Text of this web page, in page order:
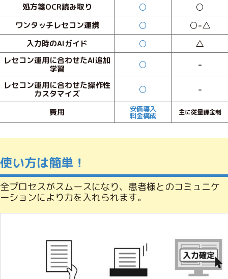
処方箋OCR読み取り ○ ○
ワンタッチレセコン連携 ○ ○-△
入力時のAIガイド ○ △
レセコン運用に合わせたAI追加
学習
○ -
レセコン運用に合わせた操作性
カスタマイズ
○ -
費用 安価導入
料金構成 主に従量課金制
使い方は簡単！
全プロセスがスムースになり、患者様とのコミュニケ
ーションにより力を入れられます。